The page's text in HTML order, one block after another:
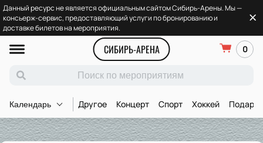
Данный ресурс не является официальным сайтом Сибирь-Арены. Мы —
консьерж-сервис, предоставляющий услуги по бронированию и
доставке билетов на мероприятия.
СИБИРЬ-АРЕНА 0
Календарь Другое Концерт Спорт Хоккей